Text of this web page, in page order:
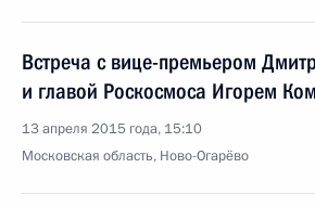
Встреча с вице-премьером
и главой Роскосмоса Игорем
13 апреля 2015 года, 15:10
Московская область, Ново-Огарёво